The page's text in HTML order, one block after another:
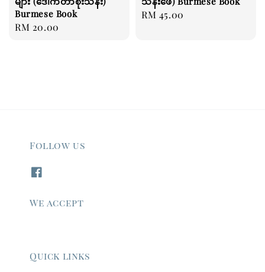
Burmese Book
Regular
RM 20.00
Regular
RM 45.00
Follow us
We accept
Quick links